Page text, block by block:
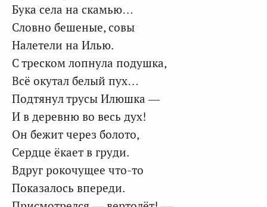
Бука села на скамью…
Словно бешеные, совы
Налетели на Илью.
С треском лопнула подушка,
Всё окутал белый пух…
Подтянул трусы Илюшка —
И в деревню во весь дух!
Он бежит через болото,
Сердце ёкает в груди.
Вдруг рокочущее что-то
Показалось впереди.